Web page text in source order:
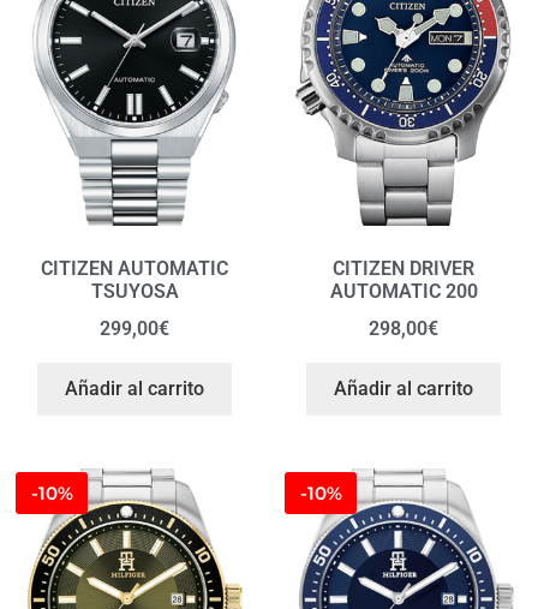
CITIZEN AUTOMATIC
TSUYOSA
299,00€
Añadir al carrito
CITIZEN DRIVER
AUTOMATIC 200
298,00€
Añadir al carrito
-10% -10%